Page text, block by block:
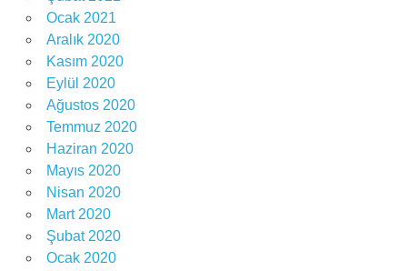
Ocak 2021
Aralık 2020
Kasım 2020
Eylül 2020
Ağustos 2020
Temmuz 2020
Haziran 2020
Mayıs 2020
Nisan 2020
Mart 2020
Şubat 2020
Ocak 2020